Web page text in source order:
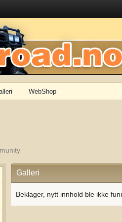
WebShop
Galleri
Beklager, nytt innhold ble ikke